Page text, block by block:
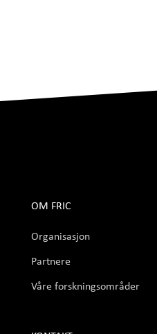
OM FRIC
Organisasjon
Partnere
Våre forskningsområder